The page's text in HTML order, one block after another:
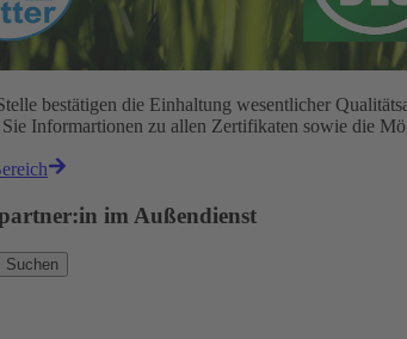
bestätigen die Einhaltung wesentlicher
Informartionen zu allen Zertifikaten sowie die
im Außendienst
Suchen